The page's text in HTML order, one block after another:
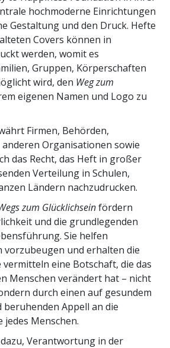
hochmoderne Einrichtungen
Gestaltung und den Druck. Hefte
Covers können in
werden, womit es
Gruppen, Körperschaften
wird, den Weg zum
eigenen Namen und Logo zu
Firmen, Behörden,
Organisationen sowie
das Recht, das Heft in großer
Verteilung in Schulen,
Ländern nachzudrucken.
zum Glücklichseinfördern
und die grundlegenden
Sie helfen
vorzubeugen und erhalten die
vermitteln eine Botschaft, die das
Menschen verändert hat – nicht
durch einen auf gesundem
Appell an die
jedes Menschen.
Verantwortung in der